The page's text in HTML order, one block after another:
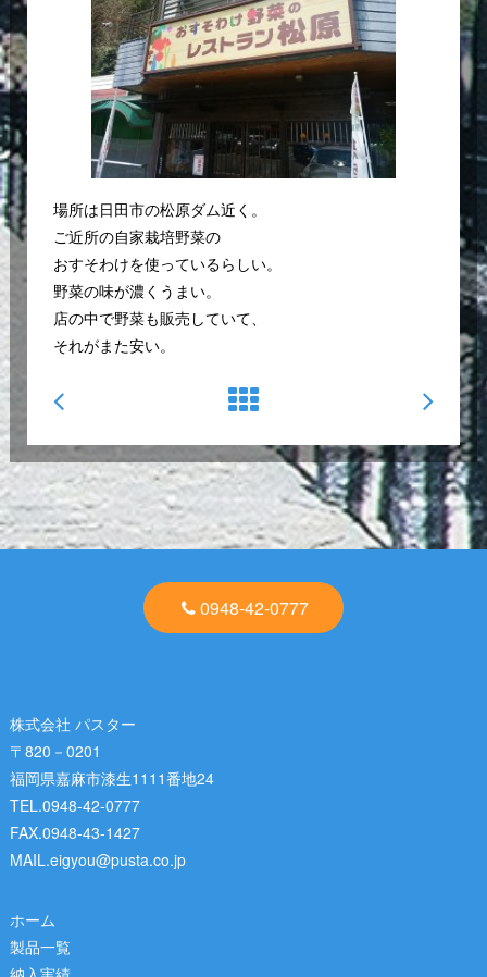
場所は日田市の松原ダム近く。
ご近所の自家栽培野菜の
おすそわけを使っているらしい。
野菜の味が濃くうまい。
店の中で野菜も販売していて、
それがまた安い。
0948-42-0777
株式会社 パスター
〒820－0201
福岡県嘉麻市漆生1111番地24
TEL.0948-42-0777
FAX.0948-43-1427
MAIL.eigyou@pusta.co.jp
ホーム
製品一覧